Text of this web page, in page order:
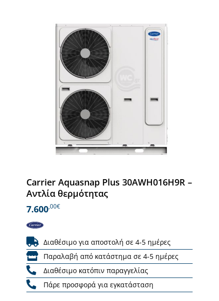
Carrier Aquasnap Plus 30AWH016H9R –
Αντλία θερμότητας
7.600,00€
Διαθέσιμο για αποστολή σε 4-5 ημέρες
Παραλαβή από κατάστημα σε 4-5 ημέρες
Διαθέσιμο κατόπιν παραγγελίας
Πάρε προσφορά για εγκατάσταση